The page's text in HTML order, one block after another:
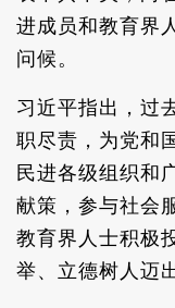
进成员和教育界
问候。
习近平指出，过
职尽责，为党和
民进各级组织和
献策，参与社会
教育界人士积极
举、立德树人迈